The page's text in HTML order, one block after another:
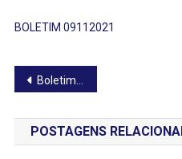
BOLETIM 09112021
Navegação
de
Post
Boletim Diário – 08/11/2021
POSTAGENS